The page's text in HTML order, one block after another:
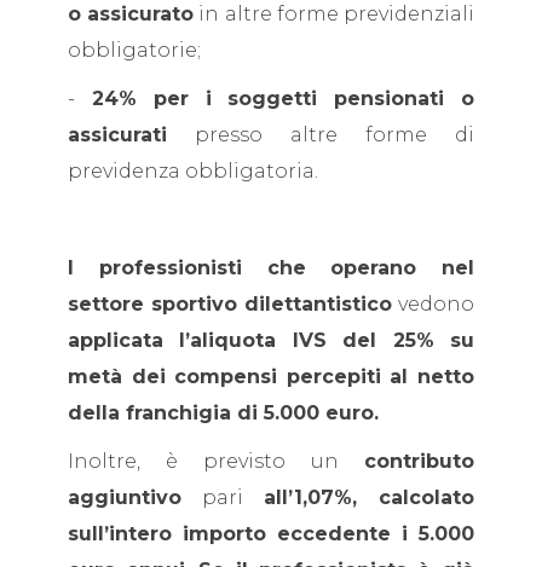
o assicurato in altre forme previdenziali
obbligatorie;
- 24% per i soggetti pensionati o
assicurati presso altre forme di
previdenza obbligatoria.
I professionisti che operano nel
settore sportivo dilettantistico vedono
applicata l’aliquota IVS del 25% su
metà dei compensi percepiti al netto
della franchigia di 5.000 euro.
Inoltre, è previsto un contributo
aggiuntivo pari all’1,07%, calcolato
sull’intero importo eccedente i 5.000